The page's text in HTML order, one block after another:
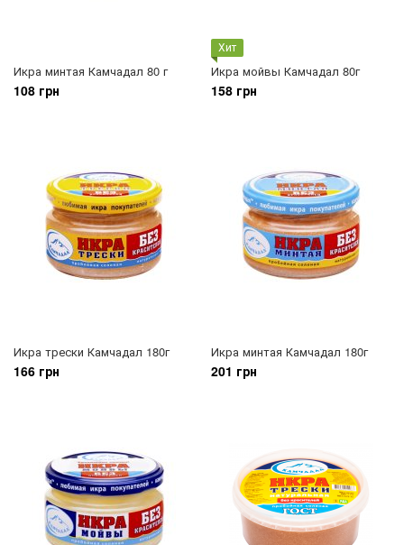
Икра минтая Камчадал 80 г
108 грн
Хит
Икра мойвы Камчадал 80г
158 грн
Икра трески Камчадал 180г
166 грн
Икра минтая Камчадал 180г
201 грн